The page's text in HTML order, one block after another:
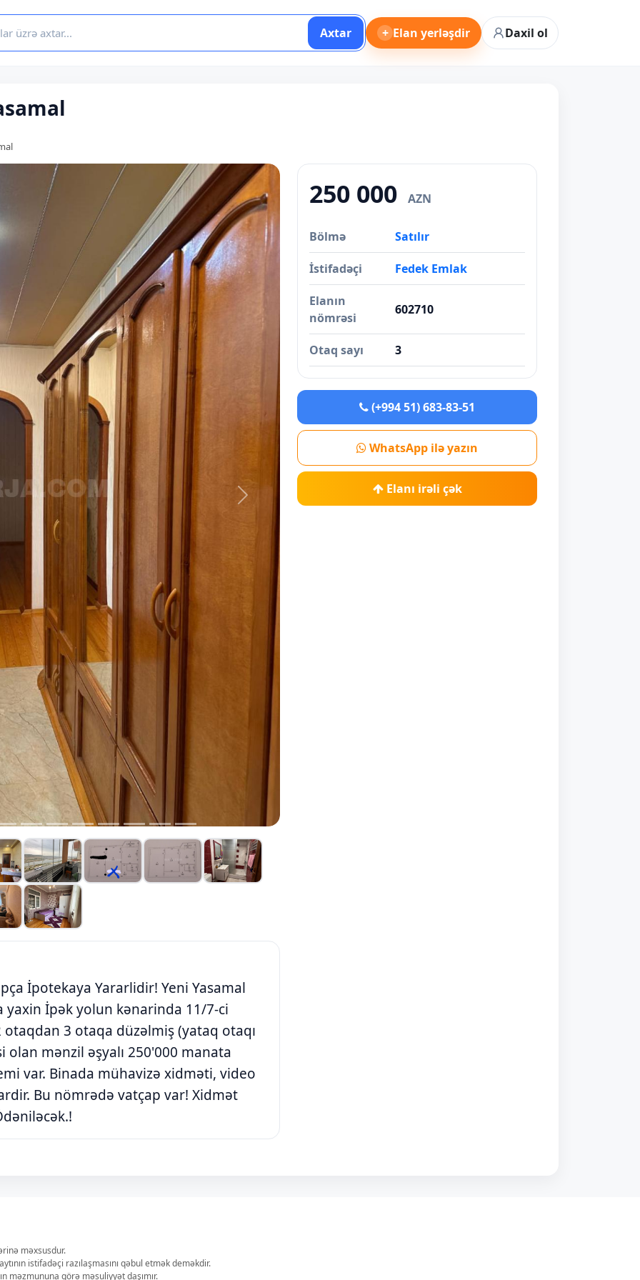
Axtar + Elan yerləşdir Daxil ol
Next
İpotekaya Yararlidir! Yeni Yasamal
yaxin İpək yolun kənarinda 11/7-ci
3 otaqa düzəlmiş (yataq otaqı
mənzil əşyalı 250'000 manata
var. Binada mühavizə xidməti, video
Bu nömrədə vatçap var! Xidmət
250 000 AZN
Bölmə Satılır
İstifadəçi Fedek Emlak
Elanın
nömrəsi
602710
Otaq sayı 3
(+994 51) 683-83-51
WhatsApp ilə yazın
Elanı irəli çək
məxsusdur.
istifadəçi razılaşmasını qəbul etmək deməkdir.
məzmununa görə məsuliyyət daşımır.